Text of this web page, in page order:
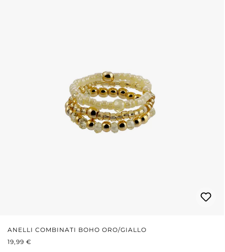
ANELLI COMBINATI BOHO ORO/GIALLO
PREZZO NORMALE:
19,99 €